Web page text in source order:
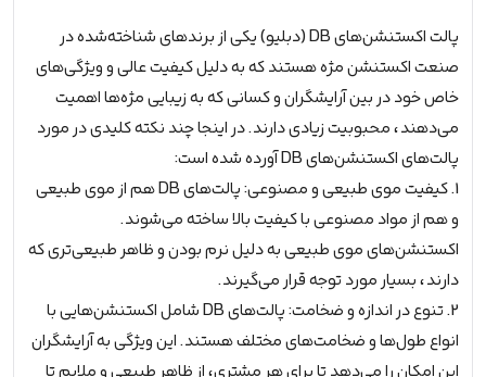
پالت اکستنشن‌های DB (دبلیو) یکی از برندهای شناخته‌شده در
صنعت اکستنشن مژه هستند که به دلیل کیفیت عالی و ویژگی‌های
خاص خود در بین آرایشگران و کسانی که به زیبایی مژه‌ها اهمیت
می‌دهند، محبوبیت زیادی دارند. در اینجا چند نکته کلیدی در مورد
پالت‌های اکستنشن‌های DB آورده شده است:
1. کیفیت موی طبیعی و مصنوعی: پالت‌های DB هم از موی طبیعی
و هم از مواد مصنوعی با کیفیت بالا ساخته می‌شوند.
اکستنشن‌های موی طبیعی به دلیل نرم بودن و ظاهر طبیعی‌تری که
دارند، بسیار مورد توجه قرار می‌گیرند.
2. تنوع در اندازه و ضخامت: پالت‌های DB شامل اکستنشن‌هایی با
انواع طول‌ها و ضخامت‌های مختلف هستند. این ویژگی به آرایشگران